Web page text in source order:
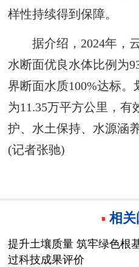
样性持续得到保障。
据介绍，2024年，云
水断面优良水体比例为
界断面水质100%达标
为11.35万平方公里，有
护、水土保持、水源涵
(记者张驰)
相
提升土壤质量 筑牢绿色根
过科技成果评价